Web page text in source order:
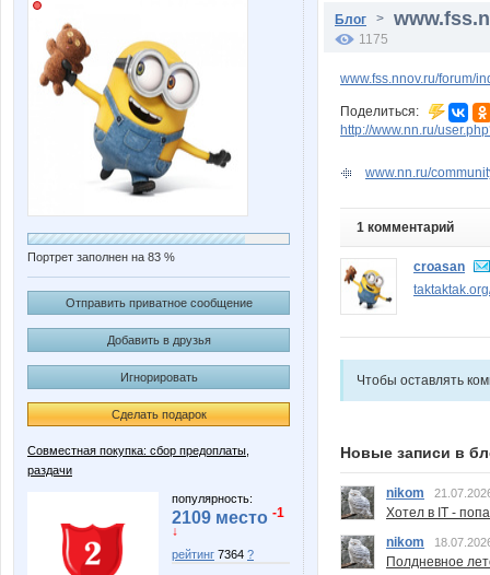
Портрет заполнен на 83 %
Отправить приватное сообщение
Добавить в друзья
Игнорировать
Сделать подарок
Совместная покупка: сбор предоплаты,
раздачи
популярность:
2109 место -1
↓
рейтинг 7364 ?
Блог >
1175
www.fss.nnov.ru/forum/
Поделиться:
http://www.nn.ru/
www.nn.ru/
1 комментарий
croasan
Чтобы оставлять
Новые записи в
nikom
Хотел в IT -
nikom
Полдневное